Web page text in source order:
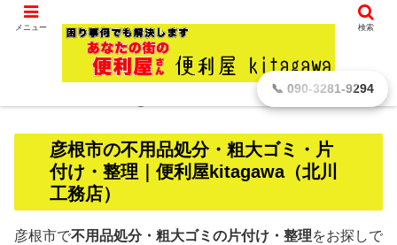
【彦根市】 不用品処分・粗大ゴミ 地元密
着 便利屋kitagaawa 2,000円～
彦根市の不用品処分・粗大ゴミ・片
付け・整理｜便利屋kitagawa（北川
工務店）
彦根市で不用品処分・粗大ゴミの片付け・整理をお探しで
メニュー 検索
📞 090-3281-9294